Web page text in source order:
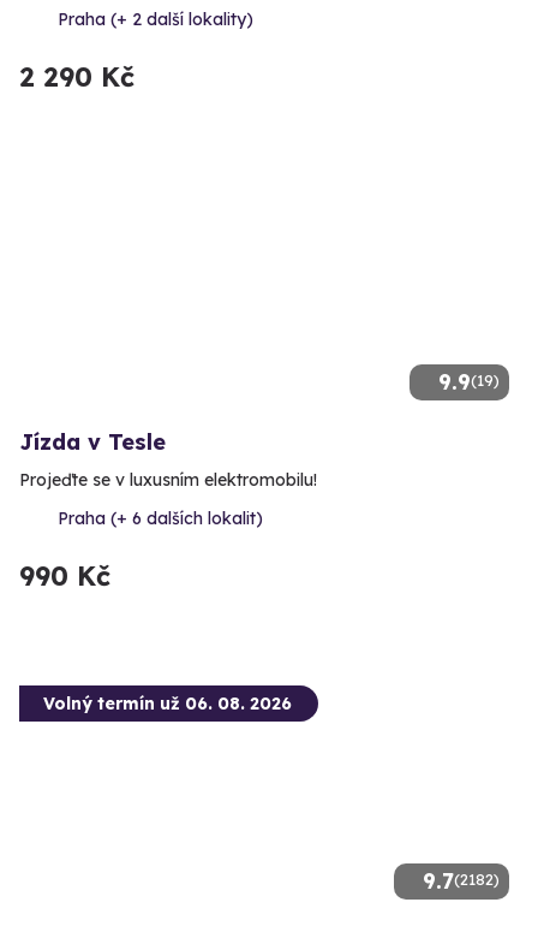
Praha (+ 2 další lokality)
2 290 Kč
9.9(19)
Jízda v Tesle
Projeďte se v luxusním elektromobilu!
Praha (+ 6 dalších lokalit)
990 Kč
9.7(2182)
Volný termín už 06. 08. 2026